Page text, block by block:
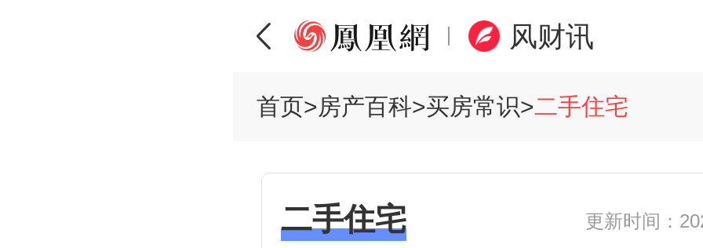
风财讯
首页>房产百科>买房常识>二手住宅
二手住宅 更新时间：